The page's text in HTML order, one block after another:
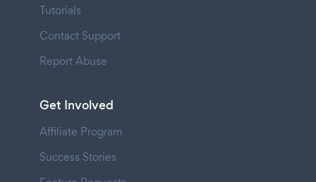
Tutorials
Contact Support
Report Abuse
Get Involved
Affiliate Program
Success Stories